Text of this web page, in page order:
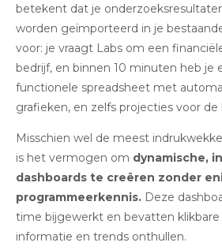
betekent dat je
worden geïmporteerd in je
voor: je vraagt Labs om een
bedrijf, en binnen 10 minuten heb je
functionele spreadsheet met
grafieken, en zelfs projecties voor
Misschien wel de meest
is het vermogen om dynamische,
dashboards te creëren zonder
programmeerkennis. Deze
time bijgewerkt en bevatten
informatie en trends onthullen.